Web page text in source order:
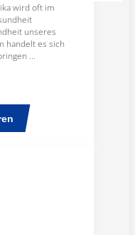
wird oft im
unseres
handelt es sich
...